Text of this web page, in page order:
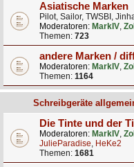
Asiatische Marken
Pilot, Sailor, TWSBI,
Moderatoren: MarkIV,
Themen: 723
andere Marken /
Moderatoren: MarkIV,
Themen: 1164
Schreibgeräte
Die Tinte und der
Moderatoren: MarkIV,
JulieParadise, HeKe2
Themen: 1681